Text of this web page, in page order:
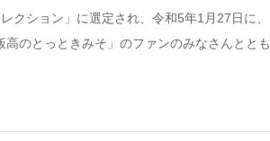
ション」に選定され、令和5年1月27日に、
のとっときみそ」のファンのみなさんととも